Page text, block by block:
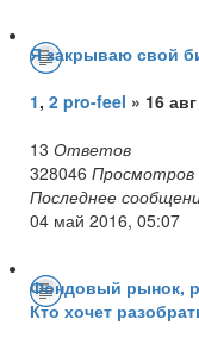
Я закрываю свой
1, 2 pro-feel » 16
13 Ответов
328046 Просмотров
Последнее
04 май 2016, 05:07
Фондовый рынок,
Кто хочет